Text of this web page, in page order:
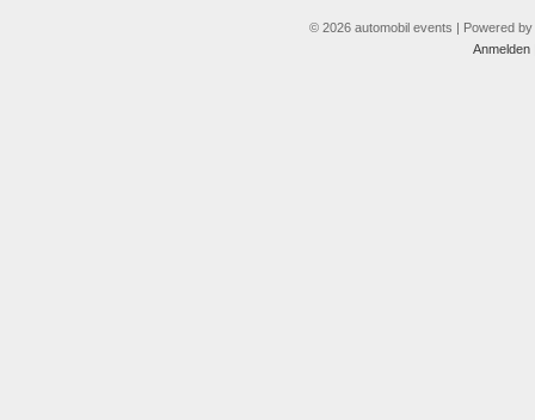
© 2026 automobil events | Powered by
Anmelden|